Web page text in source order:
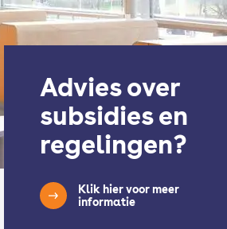
Advies over
subsidies en
regelingen?
Klik hier voor meer
informatie